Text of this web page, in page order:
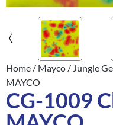
Home / Mayco / Jungle
MAYCO
CG-1009